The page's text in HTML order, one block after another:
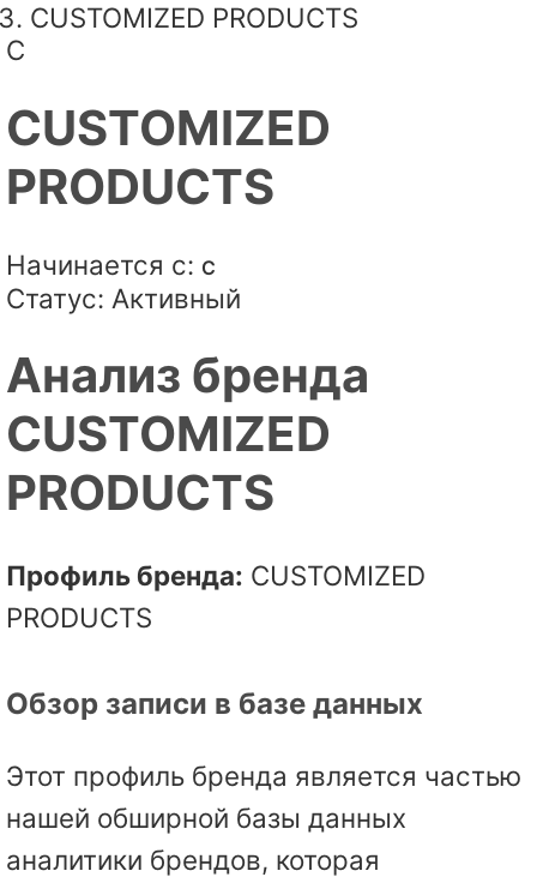
CUSTOMIZED PRODUCTS
C
CUSTOMIZED
PRODUCTS
Начинается с: C
Статус: Активный
Анализ бренда
CUSTOMIZED
PRODUCTS
Профиль бренда: CUSTOMIZED
PRODUCTS
Обзор записи в базе данных
Этот профиль бренда является частью
нашей обширной базы данных
аналитики брендов, которая